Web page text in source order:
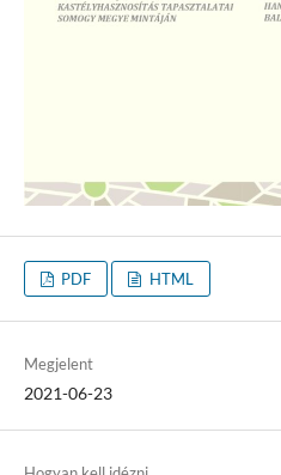
PDF HTML
Megjelent
2021-06-23